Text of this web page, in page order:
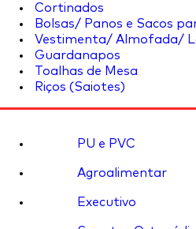
Cortinados
Bolsas/ Panos e Sacos
Vestimenta/ Almofada/
Guardanapos
Toalhas de Mesa
Riços (Saiotes)
PU e PVC
Agroalimentar
Executivo